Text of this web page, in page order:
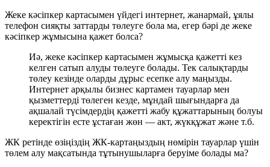
Жеке кәсіпкер картасымен үйдегі интернет, жанармай, ұялы
телефон сияқты заттарды төлеуге бола ма, егер бәрі де жеке
кәсіпкер жұмысына қажет болса?
Иә, жеке кәсіпкер картасымен жұмысқа қажетті кез
келген сатып алуды төлеуге болады. Тек салықтарды
төлеу кезінде оларды дұрыс есепке алу маңызды.
Интернет арқылы бизнес картамен тауарлар мен
қызметтерді төлеген кезде, мұндай шығындарға да
ақшалай түсімдердің қажетті жабу құжаттарының болуы
керектігін есте ұстаған жөн — акт, жүкқұжат және т.б.
ЖК ретінде өзіңіздің ЖК-картаңыздың нөмірін тауарлар үшін
төлем алу мақсатында тұтынушыларға беруіме болады ма?